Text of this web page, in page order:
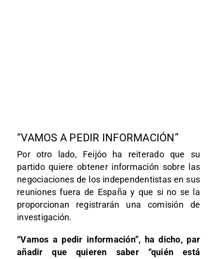
“VAMOS A PEDIR INFORMACIÓN”
Por otro lado, Feijóo ha reiterado que su
partido quiere obtener información sobre las
negociaciones de los independentistas en sus
reuniones fuera de España y que si no se la
proporcionan registrarán una comisión de
investigación.
“Vamos a pedir información”, ha dicho, par
añadir que quieren saber “quién está